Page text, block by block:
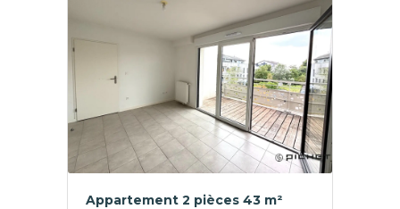
Appartement 2 pièces 43 m²